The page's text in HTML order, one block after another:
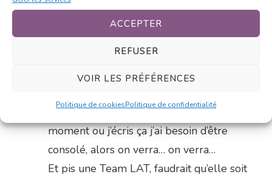
ACCEPTER
REFUSER
VOIR LES PRÉFÉRENCES
Politique de cookiesPolitique de confidentialité
Connectez-vous pour répondre
27 mars 2011 at 20h39
bienveillant. Enfin, ça compte pas, au
moment ou j’écris ça j’ai besoin d’être
consolé, alors on verra… on verra…
Et pis une Team LAT, faudrait qu’elle soit